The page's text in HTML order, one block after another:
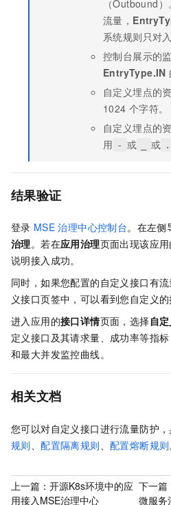
（Outbound）。
流量，
系统规则只对
控制台展示的
EntryType.IN
自定义埋点的
1024 个字符。
自定义埋点的
用 - 或 或 .
结果验证
登录 MSE 治理中心控制台。 在左侧
治理。若在应用治理页面出现该应
说明接入成功。
同时，如果您配置的自定义接口有
义接口页签中，可以看到您自定义的
进入应用的接口详情页面，选择自
定义接口及其请求量、成功率等指
和最大并发监控曲线。
相关文档
您可以对自定义接口进行流量防护
规则 、配置隔离规则 、配置熔断规则
上一篇： 开源K8s环境中的应
用接入MSE治理中心
下一篇
微服务